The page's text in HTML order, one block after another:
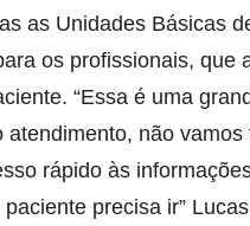
as Unidades Básicas
os profissionais, que
“Essa é uma
não
rápido às
precisa ir”